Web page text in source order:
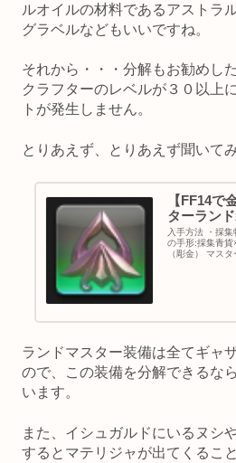
ルオイルの材料であるアストラ
グラベルなどもいいですね。
それから・・・分解もお勧めし
クラフターのレベルが３０以上
トが発生しません。
とりあえず、とりあえず聞いて
【FF14
ターラン
入手方法 ・採
の手形:採集青
（彫金） マス
ランドマスター装備は全てギャ
ので、この装備を分解できるな
います。
また、イシュガルドにいるヌシ
するとマテリジャが出てくるこ